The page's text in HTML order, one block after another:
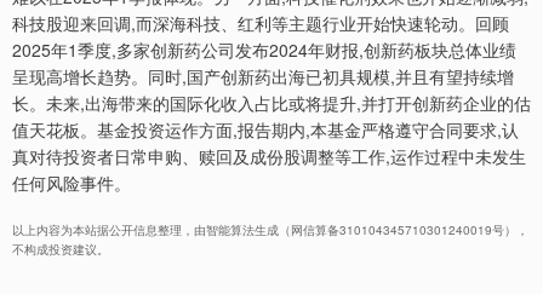
科技股迎来回调,而深海科技、红利等主题行业开始快速轮动。回顾
2025年1季度,多家创新药公司发布2024年财报,创新药板块总体业绩
呈现高增长趋势。同时,国产创新药出海已初具规模,并且有望持续增
长。未来,出海带来的国际化收入占比或将提升,并打开创新药企业的估
值天花板。基金投资运作方面,报告期内,本基金严格遵守合同要求,认
真对待投资者日常申购、赎回及成份股调整等工作,运作过程中未发生
任何风险事件。
以上内容为本站据公开信息整理，由智能算法生成（网信算备310104345710301240019号），
不构成投资建议。